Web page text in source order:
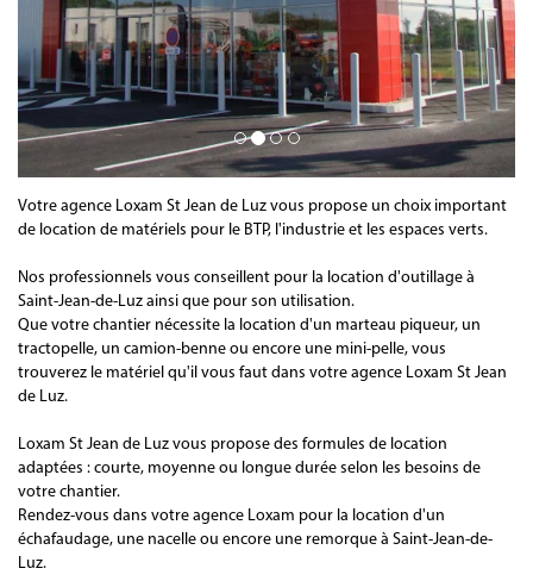
Votre agence Loxam St Jean de Luz vous propose un choix important
de location de matériels pour le BTP, l'industrie et les espaces verts.
Nos professionnels vous conseillent pour la location d'outillage à
Saint-Jean-de-Luz ainsi que pour son utilisation.
Que votre chantier nécessite la location d'un marteau piqueur, un
tractopelle, un camion-benne ou encore une mini-pelle, vous
trouverez le matériel qu'il vous faut dans votre agence Loxam St Jean
de Luz.
Loxam St Jean de Luz vous propose des formules de location
adaptées : courte, moyenne ou longue durée selon les besoins de
votre chantier.
Rendez-vous dans votre agence Loxam pour la location d'un
échafaudage, une nacelle ou encore une remorque à Saint-Jean-de-
Luz.